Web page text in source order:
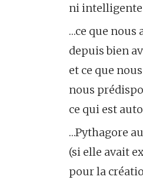
ni intelligente
…ce que nous
depuis bien
et ce que
nous
ce qui est
…Pythagore
(si elle avait
pour la